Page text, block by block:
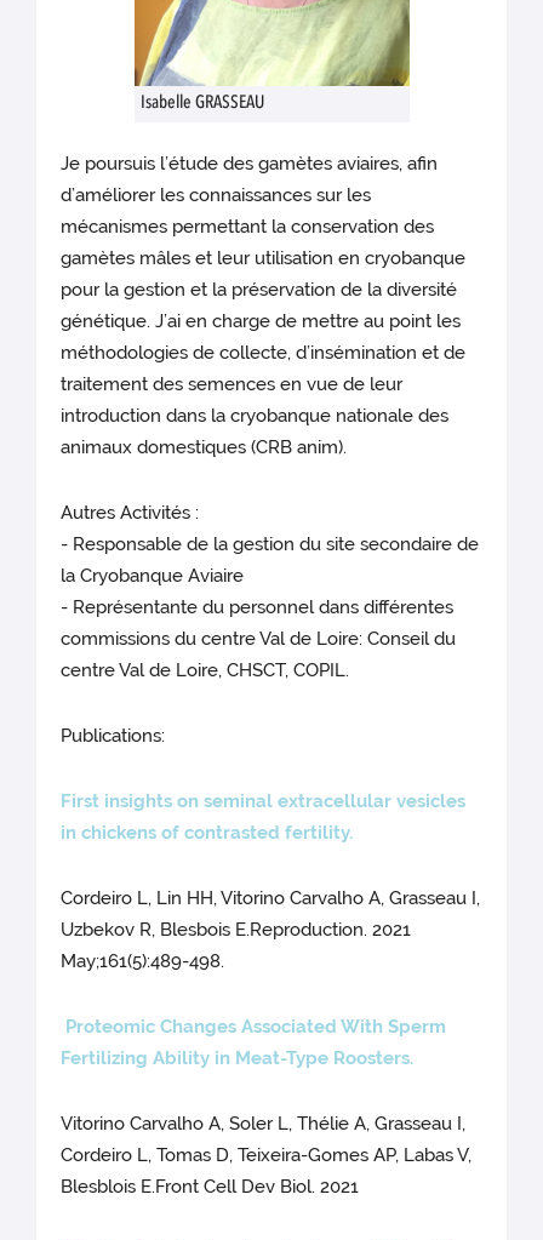
Isabelle GRASSEAU
Je poursuis l’étude des gamètes aviaires, afin
d’améliorer les connaissances sur les
mécanismes permettant la conservation des
gamètes mâles et leur utilisation en cryobanque
pour la gestion et la préservation de la diversité
génétique. J’ai en charge de mettre au point les
méthodologies de collecte, d’insémination et de
traitement des semences en vue de leur
introduction dans la cryobanque nationale des
animaux domestiques (CRB anim).
Autres Activités :
- Responsable de la gestion du site secondaire de
la Cryobanque Aviaire
- Représentante du personnel dans différentes
commissions du centre Val de Loire: Conseil du
centre Val de Loire, CHSCT, COPIL.
Publications:
First insights on seminal extracellular vesicles
in chickens of contrasted fertility.
Cordeiro L, Lin HH, Vitorino Carvalho A, Grasseau I,
Uzbekov R, Blesbois E.Reproduction. 2021
May;161(5):489-498.
Proteomic Changes Associated With Sperm
Fertilizing Ability in Meat-Type Roosters.
Vitorino Carvalho A, Soler L, Thélie A, Grasseau I,
Cordeiro L, Tomas D, Teixeira-Gomes AP, Labas V,
Blesblois E.Front Cell Dev Biol. 2021